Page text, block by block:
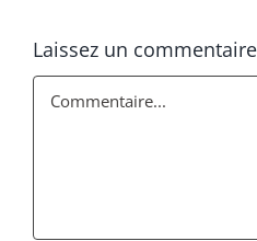
Laissez un commentaire
Commentaire